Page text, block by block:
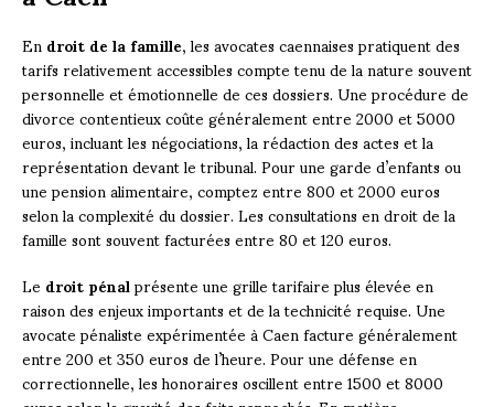
Endroit de la famille, les avocates caennaises pratiquent des
tarifs relativement accessibles compte tenu de la nature souvent
personnelle et émotionnelle de ces dossiers. Une procédure de
divorce contentieux coûte généralement entre 2000 et 5000
euros, incluant les négociations, la rédaction des actes et la
représentation devant le tribunal. Pour une garde d’enfants ou
une pension alimentaire, comptez entre 800 et 2000 euros
selon la complexité du dossier. Les consultations en droit de la
famille sont souvent facturées entre 80 et 120 euros.
Ledroit pénalprésente une grille tarifaire plus élevée en
raison des enjeux importants et de la technicité requise. Une
avocate pénaliste expérimentée à Caen facture généralement
entre 200 et 350 euros de l’heure. Pour une défense en
correctionnelle, les honoraires oscillent entre 1500 et 8000